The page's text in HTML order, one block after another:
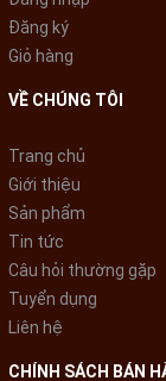
Giấy chứng nhận
và khuẩn tụ cầu
từ CHLB Đức cung
mẫu nước, phân
bằng các Phương
gia, trong đó trụ sở
09111 Chemnitz,
Không
Đăng ký
Giỏ hàng
VỀ CHÚNG TÔI
Trang chủ
Giới thiệu
Sản phẩm
Tin tức
Câu hỏi thường gặp
Tuyển dụng
Liên hệ
CHÍNH SÁCH BÁN